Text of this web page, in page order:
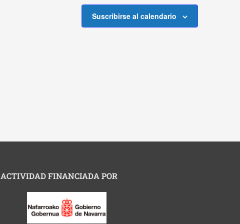
Suscribirse al calendario
ACTIVIDAD FINANCIADA POR